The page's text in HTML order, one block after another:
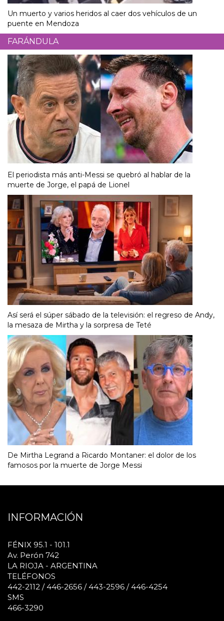
Un muerto y varios heridos al caer dos vehículos de un
puente en Mendoza
FARÁNDULA
El periodista más anti-Messi se quebró al hablar de la
muerte de Jorge, el papá de Lionel
Así será el súper sábado de la televisión: el regreso de Andy,
la mesaza de Mirtha y la sorpresa de Teté
De Mirtha Legrand a Ricardo Montaner: el dolor de los
famosos por la muerte de Jorge Messi
INFORMACIÓN
FÉNIX 95.1 - 101.1
Av. Perón 742
LA RIOJA - ARGENTINA
TELÉFONOS
442-2112 / 446-2656 / 443-2596 / 446-4254
SMS
466-3290